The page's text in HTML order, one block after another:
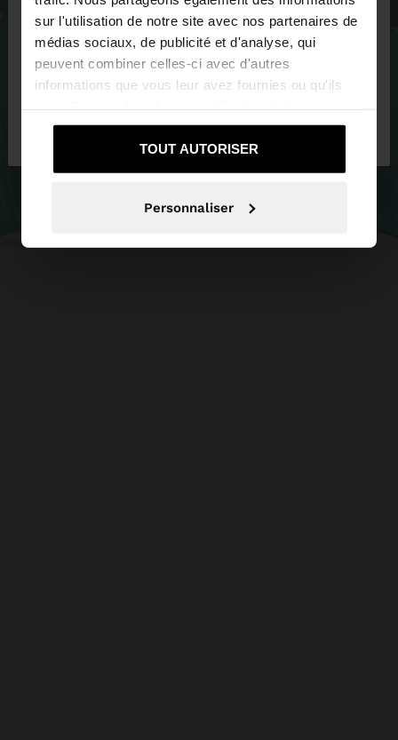
sur l'utilisation de notre site avec nos partenaires de
médias sociaux, de publicité et d'analyse, qui
peuvent combiner celles-ci avec d'autres
informations que vous leur avez fournies ou qu'ils
services.
TOUT AUTORISER
Personnaliser
Vous accédez au site depuis France. Voulez-vous
parcourir notre site au United States?